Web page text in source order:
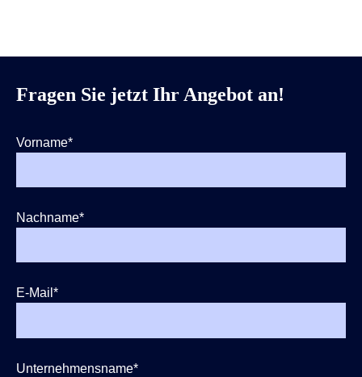
Fragen Sie jetzt Ihr Angebot an!
Vorname*
Nachname*
E-Mail *
Unternehmensname*